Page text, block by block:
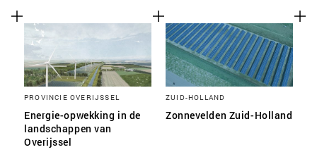
PROVINCIE OVERIJSSEL
Energie-opwekking in de
landschappen van
Overijssel
ZUID-HOLLAND
Zonnevelden Zuid-Holland